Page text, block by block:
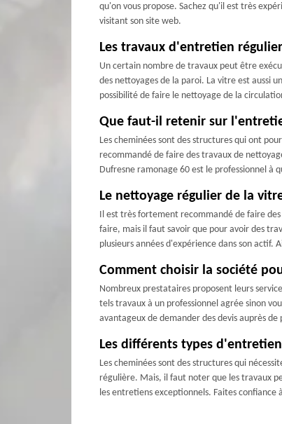
qu'on vous propose. Sachez qu'il est très
visitant son site web.
Les travaux d'entretien
Un certain nombre de travaux peut être
des nettoyages de la paroi. La vitre est aussi
possibilité de faire le nettoyage de la
Que faut-il retenir sur
Les cheminées sont des structures qui ont
recommandé de faire des travaux de
Dufresne ramonage 60 est le professionnel à
Le nettoyage régulier de la
Il est très fortement recommandé de faire
faire, mais il faut savoir que pour avoir des
plusieurs années d'expérience dans son actif.
Comment choisir la société
Nombreux prestataires proposent leurs
tels travaux à un professionnel agrée sinon
avantageux de demander des devis auprès
Les différents types
Les cheminées sont des structures qui
régulière. Mais, il faut noter que les travaux
les entretiens exceptionnels. Faites